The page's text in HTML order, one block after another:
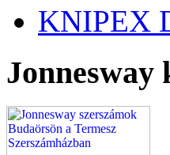
KNIPEX
Jonnesway